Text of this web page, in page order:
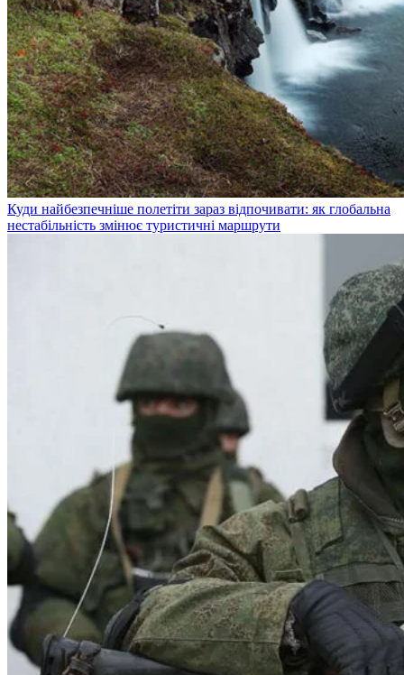
Куди найбезпечніше полетіти зараз відпочивати: як глобальна
нестабільність змінює туристичні маршрути